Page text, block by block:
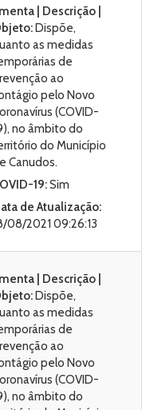
| Descrição |
Dispõe,
as medidas
de
ao
pelo Novo
(COVID-
no âmbito do
do Município
Canudos.
19:Sim
de Atualização:
08/2021 09:26:13
| Descrição |
Dispõe,
as medidas
de
ao
pelo Novo
(COVID-
no âmbito do